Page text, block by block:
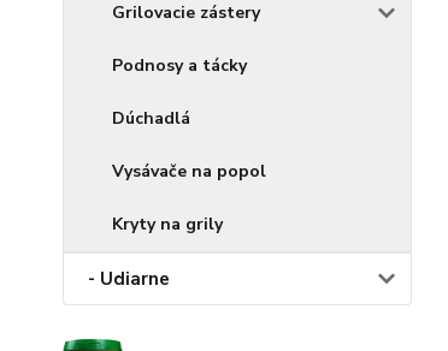
Grilovacie zástery
Podnosy a tácky
Dúchadlá
Vysávače na popol
Kryty na grily
- Udiarne